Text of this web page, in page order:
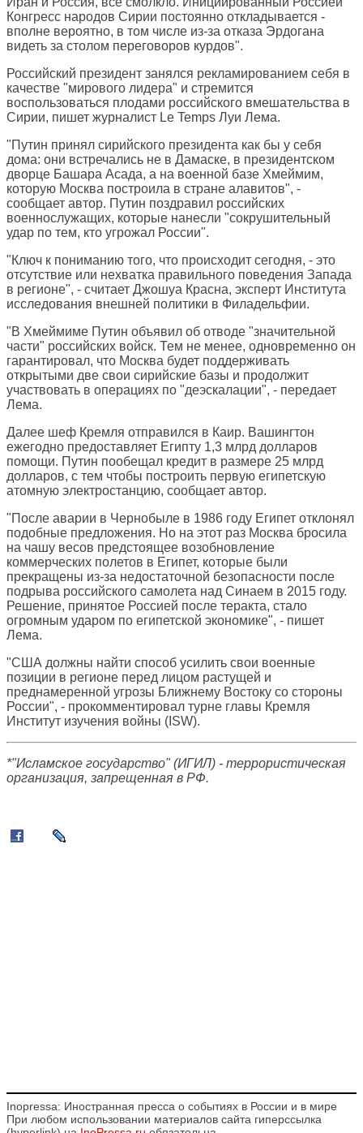
Конгресс народов Сирии постоянно откладывается -
вполне вероятно, в том числе из-за отказа Эрдогана
видеть за столом переговоров курдов".
Российский президент занялся рекламированием себя в
качестве "мирового лидера" и стремится
воспользоваться плодами российского вмешательства в
Сирии, пишет журналист Le Temps Луи Лема.
"Путин принял сирийского президента как бы у себя
дома: они встречались не в Дамаске, в президентском
дворце Башара Асада, а на военной базе Хмеймим,
которую Москва построила в стране алавитов", -
сообщает автор. Путин поздравил российских
военнослужащих, которые нанесли "сокрушительный
удар по тем, кто угрожал России".
"Ключ к пониманию того, что происходит сегодня, - это
отсутствие или нехватка правильного поведения Запада
в регионе", - считает Джошуа Красна, эксперт Института
исследования внешней политики в Филадельфии.
"В Хмеймиме Путин объявил об отводе "значительной
части" российских войск. Тем не менее, одновременно он
гарантировал, что Москва будет поддерживать
открытыми две свои сирийские базы и продолжит
участвовать в операциях по "деэскалации", - передает
Лема.
Далее шеф Кремля отправился в Каир. Вашингтон
ежегодно предоставляет Египту 1,3 млрд долларов
помощи. Путин пообещал кредит в размере 25 млрд
долларов, с тем чтобы построить первую египетскую
атомную электростанцию, сообщает автор.
"После аварии в Чернобыле в 1986 году Египет отклонял
подобные предложения. Но на этот раз Москва бросила
на чашу весов предстоящее возобновление
коммерческих полетов в Египет, которые были
прекращены из-за недостаточной безопасности после
подрыва российского самолета над Синаем в 2015 году.
Решение, принятое Россией после теракта, стало
огромным ударом по египетской экономике", - пишет
Лема.
"США должны найти способ усилить свои военные
позиции в регионе перед лицом растущей и
преднамеренной угрозы Ближнему Востоку со стороны
России", - прокомментировал турне главы Кремля
Институт изучения войны (ISW).
*"Исламское государство" (ИГИЛ) - террористическая
организация, запрещенная в РФ.
Inopressa: Иностранная пресса о событиях в России и в мире
При любом использовании материалов сайта гиперссылка